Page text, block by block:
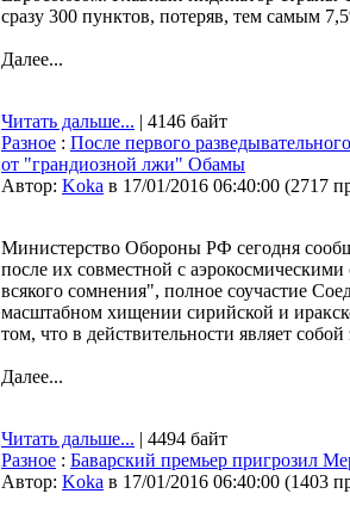
сразу 300 пунктов, потеряв, тем самым
Далее...
Читать дальше... | 4146 байт
Разное : После первого
от "грандиозной лжи" Обамы
Автор: Koka в 17/01/2016 06:40:00 (2717
Министерство Обороны РФ сегодня
после их совместной с
всякого сомнения", полное соучастие
масштабном хищении сирийской и
том, что в действительности являет
Далее...
Читать дальше... | 4494 байт
Разное : Баварский премьер пригрозил
Автор: Koka в 17/01/2016 06:40:00 (1403